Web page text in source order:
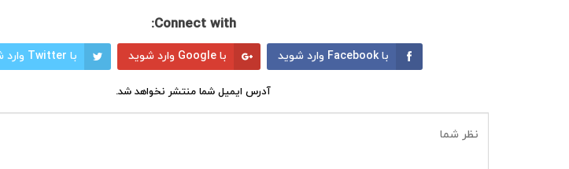
Connect with:
با Facebook وارد شوید با Google وارد شوید با Twitter وارد شوید
آدرس ایمیل شما منتشر نخواهد شد.